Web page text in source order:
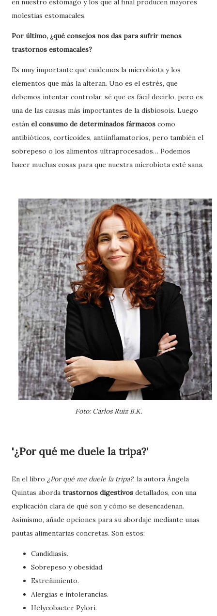
en nuestro estómago y los que al final producen mayores
molestias estomacales.
Por último, ¿qué consejos nos das para sufrir menos
trastornos estomacales?
Es muy importante que cuidemos la microbiota y los
elementos que más la alteran. Uno es el estrés, que
debemos intentar controlar, sé que es fácil decirlo, pero es
una de las causas más importantes de la disbiosois. Luego
están el consumo de determinados fármacos como
antibióticos, corticoides, antiinflamatorios, pero también el
sobrepeso o los alimentos ultraprocesados… Podemos
hacer muchas cosas para que nuestra microbiota esté sana.
Foto: Carlos Ruiz B.K.
'¿Por qué me duele la tripa?'
En el libro ¿Por qué me duele la tripa?, la autora Ángela
Quintas aborda trastornos digestivos detallados, con una
explicación clara de qué son y cómo se desencadenan.
Asimismo, añade opciones para su abordaje mediante unas
pautas alimentarias concretas. Son estos:
Candidiasis.
Sobrepeso y obesidad.
Estreñimiento.
Alergias e intolerancias.
Helycobacter Pylori.